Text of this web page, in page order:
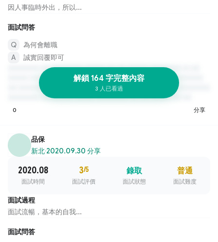
因人事臨時外出，所以...
面試問答
為何會離職
誠實回覆即可
解鎖 164 字完整內容
3 人已看過
0 分享
品保
新北·2020.09.30 分享
2020.08
面試時間
3/5
面試評價
錄取
面試狀態
普通
面試難度
面試過程
面試流暢，基本的自我...
面試問答